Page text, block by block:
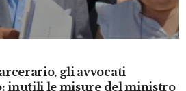
gli avvocati
inutili le misure del ministro